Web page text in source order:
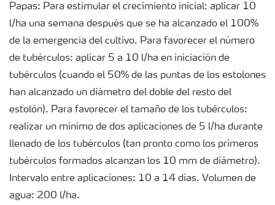
Papas: Para estimular el crecimiento inicial: aplicar 10
l/ha una semana después que se ha alcanzado el 100%
de la emergencia del cultivo. Para favorecer el número
de tubérculos: aplicar 5 a 10 l/ha en iniciación de
tubérculos (cuando el 50% de las puntas de los estolones
han alcanzado un diámetro del doble del resto del
estolón). Para favorecer el tamaño de los tubérculos:
realizar un mínimo de dos aplicaciones de 5 l/ha durante
llenado de los tubérculos (tan pronto como los primeros
tubérculos formados alcanzan los 10 mm de diámetro).
Intervalo entre aplicaciones: 10 a 14 días. Volumen de
agua: 200 l/ha.